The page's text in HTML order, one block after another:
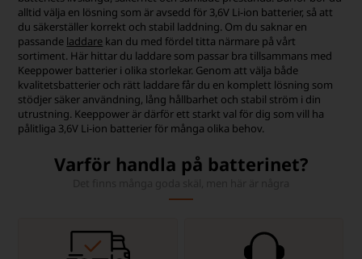
alltid välja en lösning som är avsedd för 3,6V Li-ion batterier, så att
du säkerställer korrekt och stabil laddning. Om du saknar en
passande laddare kan du med fördel titta närmare på vårt
sortiment. Här hittar du laddare som passar bra tillsammans med
Keeppower batterier i olika storlekar. Genom att välja både
kvalitetsbatterier och rätt laddare får du en komplett lösning som
stödjer säker användning, lång hållbarhet och stabil ström i din
utrustning. Keeppower är därför ett starkt val för dig som vill ha
pålitliga 3,6V Li-ion batterier för många olika behov.
Varför handla på batterinet?